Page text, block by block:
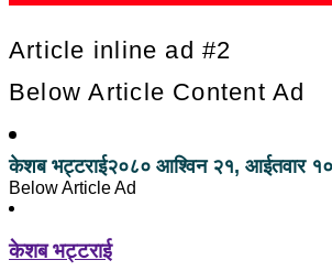
Article inline ad #2
Below Article Content Ad
केशब भट्टराई२०८० आश्विन २१, आईतवार
Below Article Ad
केशब भट्टराई